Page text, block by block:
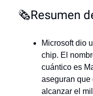
🗞️Resumen
Microsoft dio
chip. El
cuántico es
aseguran que
alcanzar el